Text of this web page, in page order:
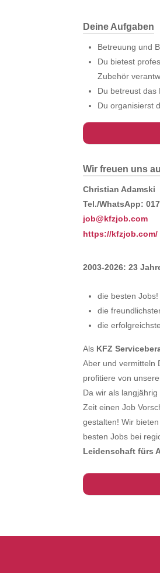
Deine Aufgaben
Betreuung und
Du bietest
Zubehör
Du betreust das
Du organisierst
Wir freuen uns
Christian Adamski
Tel./WhatsApp:
job@kfzjob.com
https://kfzjob.com/
2003-2026: 23
die besten Jobs!
die
die
Als KFZ
Aber und vermitteln
profitiere von
Da wir als
Zeit einen Job
gestalten! Wir
besten Jobs bei
Leidenschaft fürs